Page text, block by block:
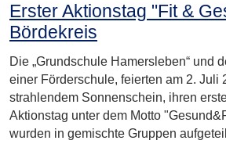
Erster Aktionstag "Fit &
Bördekreis
Die „Grundschule Hamersleben“ und
einer Förderschule, feierten am 2. Juli
strahlendem Sonnenschein, ihren
Aktionstag unter dem Motto
wurden in gemischte Gruppen